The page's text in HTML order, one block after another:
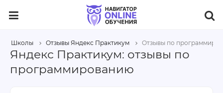
Школы Отзывы Яндекс Практикум Отзывы по
Яндекс Практикум: отзывы по
программированию